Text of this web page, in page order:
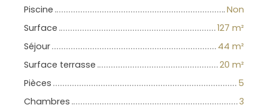
Piscine
Non
Surface
127 m²
Séjour
44 m²
Surface terrasse
20 m²
Pièces
5
Chambres
3